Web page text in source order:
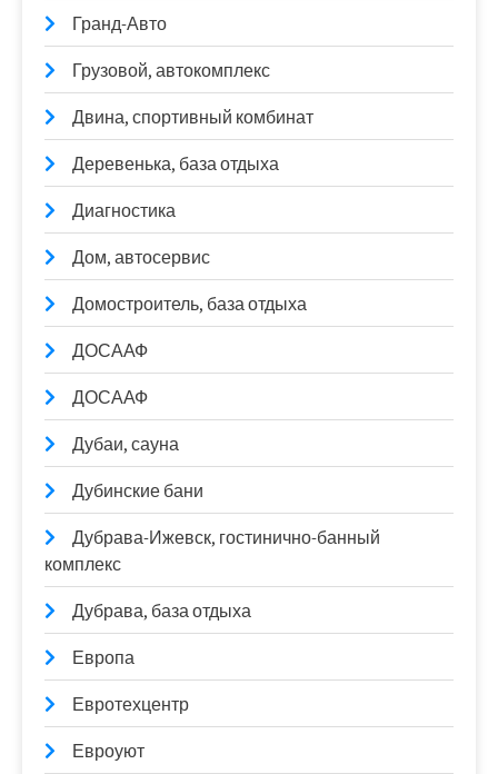
Гранд-Авто
Грузовой, автокомплекс
Двина, спортивный комбинат
Деревенька, база отдыха
Диагностика
Дом, автосервис
Домостроитель, база отдыха
ДОСААФ
ДОСААФ
Дубаи, сауна
Дубинские бани
Дубрава-Ижевск, гостинично-банный
комплекс
Дубрава, база отдыха
Европа
Евротехцентр
Евроуют